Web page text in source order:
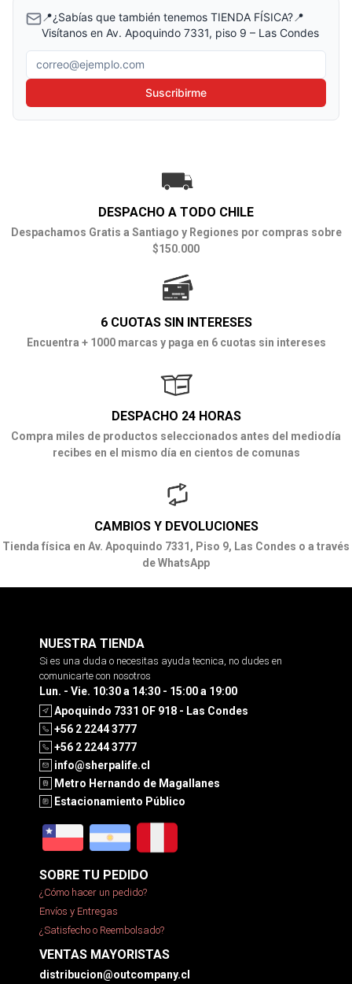
📍¿Sabías que también tenemos TIENDA FÍSICA?📍
Visítanos en Av. Apoquindo 7331, piso 9 – Las Condes
Correo electrónico
Suscribirme
DESPACHO A TODO CHILE
Despachamos Gratis a Santiago y Regiones por compras sobre
$150.000
6 CUOTAS SIN INTERESES
Encuentra + 1000 marcas y paga en 6 cuotas sin intereses
DESPACHO 24 HORAS
Compra miles de productos seleccionados antes del mediodía
recibes en el mismo día en cientos de comunas
CAMBIOS Y DEVOLUCIONES
Tienda física en Av. Apoquindo 7331, Piso 9, Las Condes o a través
de WhatsApp
NUESTRA TIENDA
Si es una duda o necesitas ayuda tecnica, no dudes en
comunicarte con nosotros
Lun. - Vie. 10:30 a 14:30 - 15:00 a 19:00
Apoquindo 7331 OF 918 - Las Condes
+56 2 2244 3777
+56 2 2244 3777
info@sherpalife.cl
Metro Hernando de Magallanes
Estacionamiento Público
SOBRE TU PEDIDO
¿Cómo hacer un pedido?
Envíos y Entregas
¿Satisfecho o Reembolsado?
VENTAS MAYORISTAS
distribucion@outcompany.cl